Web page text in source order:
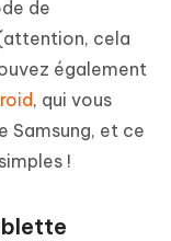
de
cela
également
, qui vous
Samsung, et ce
!